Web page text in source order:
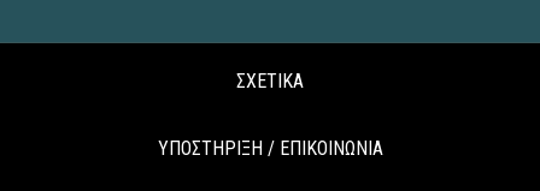
ΣΧΕΤΙΚΑ
ΥΠΟΣΤΗΡΙΞΗ / ΕΠΙΚΟΙΝΩΝΙΑ